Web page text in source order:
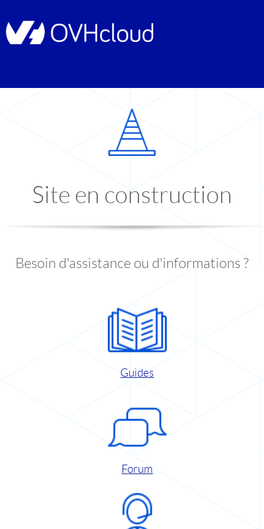
Site en construction
Besoin d'assistance ou d'informations ?
Guides
Forum